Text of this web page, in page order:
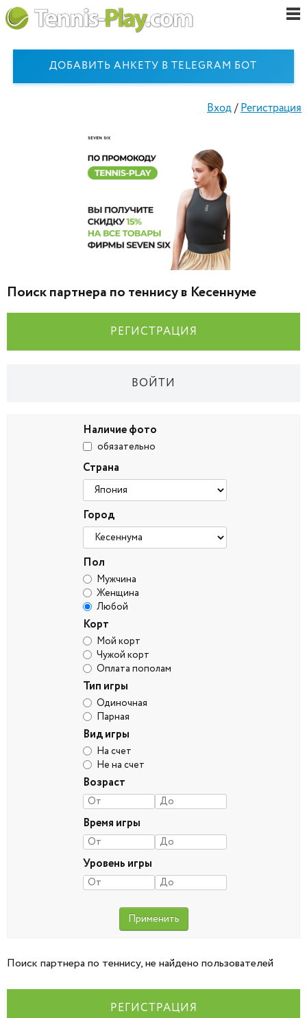
ДОБАВИТЬ АНКЕТУ В TELEGRAM БОТ
Вход/Регистрация
Поиск партнера по теннису в Кесеннуме
РЕГИСТРАЦИЯ
ВОЙТИ
Наличие фото
обязательно
Страна
Город
Пол
Мужчина
Женщина
Любой
Корт
Мой корт
Чужой корт
Оплата пополам
Тип игры
Одиночная
Парная
Вид игры
На счет
Не на счет
Возраст
Время игры
Уровень игры
Поиск партнера по теннису, не найдено пользователей
РЕГИСТРАЦИЯ